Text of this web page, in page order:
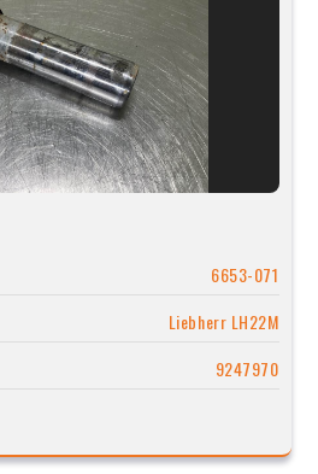
6653-071
Liebherr LH22M
9247970